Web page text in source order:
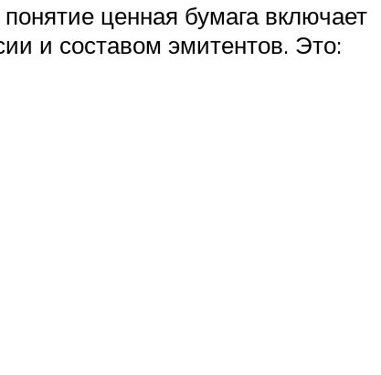
ценная бумага включает
и составом эмитентов. Это: